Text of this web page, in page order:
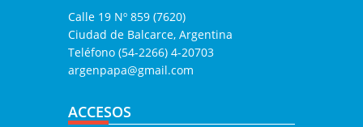
Calle 19 Nº 859 (7620)
Ciudad de Balcarce, Argentina
Teléfono (54-2266) 4-20703
argenpapa@gmail.com
ACCESOS